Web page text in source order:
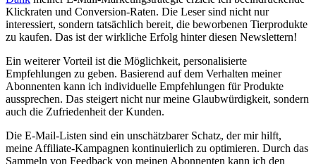
Klickraten und Conversion-Raten. Die Leser sind nicht nur
interessiert, sondern tatsächlich‌ bereit, die beworbenen⁢ Tierprodukte
zu kaufen. Das ist​ der wirkliche ⁢Erfolg hinter diesen⁤ Newslettern!
Ein ​weiterer ⁣Vorteil ist ‍die Möglichkeit, personalisierte
Empfehlungen zu geben. Basierend auf dem Verhalten meiner⁢
Abonnenten kann ich individuelle Empfehlungen für Produkte
aussprechen. Das steigert nicht nur meine⁣ Glaubwürdigkeit, sondern⁢
auch die Zufriedenheit der Kunden.
Die⁤ E-Mail-Listen‍ sind ein unschätzbarer Schatz, der mir hilft,
meine Affiliate-Kampagnen kontinuierlich zu optimieren. Durch das
Sammeln von Feedback von meinen Abonnenten kann ich den